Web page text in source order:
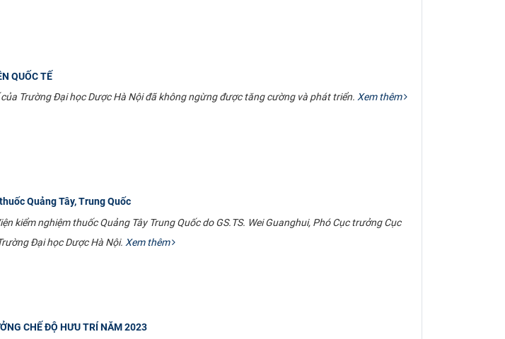
QUỐC TẾ
Trường Đại học Dược Hà Nội đã không ngừng được tăng cường và phát triển. Xem thêm
Quảng Tây, Trung Quốc
kiểm nghiệm thuốc Quảng Tây Trung Quốc do GS.TS. Wei Guanghui, Phó Cục trưởng Cục
Đại học Dược Hà Nội. Xem thêm
CHẾ ĐỘ HƯU TRÍ NĂM 2023